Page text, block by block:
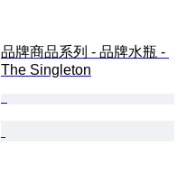
品牌商品系列 - 品牌水瓶 -
The Singleton